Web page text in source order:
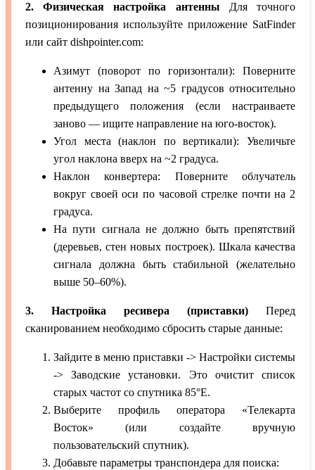
2. Физическая настройка антенны Для точного
позиционирования используйте приложение SatFinder
или сайт dishpointer.com:
Азимут (поворот по горизонтали): Поверните
антенну на Запад на ~5 градусов относительно
предыдущего положения (если настраиваете
заново — ищите направление на юго-восток).
Угол места (наклон по вертикали): Увеличьте
угол наклона вверх на ~2 градуса.
Наклон конвертера: Поверните облучатель
вокруг своей оси по часовой стрелке почти на 2
градуса.
На пути сигнала не должно быть препятствий
(деревьев, стен новых построек). Шкала качества
сигнала должна быть стабильной (желательно
выше 50–60%).
3. Настройка ресивера (приставки) Перед
сканированием необходимо сбросить старые данные:
Зайдите в меню приставки -> Настройки системы
-> Заводские установки. Это очистит список
старых частот со спутника 85°E.
Выберите профиль оператора «Телекарта
Восток» (или создайте вручную
пользовательский спутник).
Добавьте параметры транспондера для поиска: